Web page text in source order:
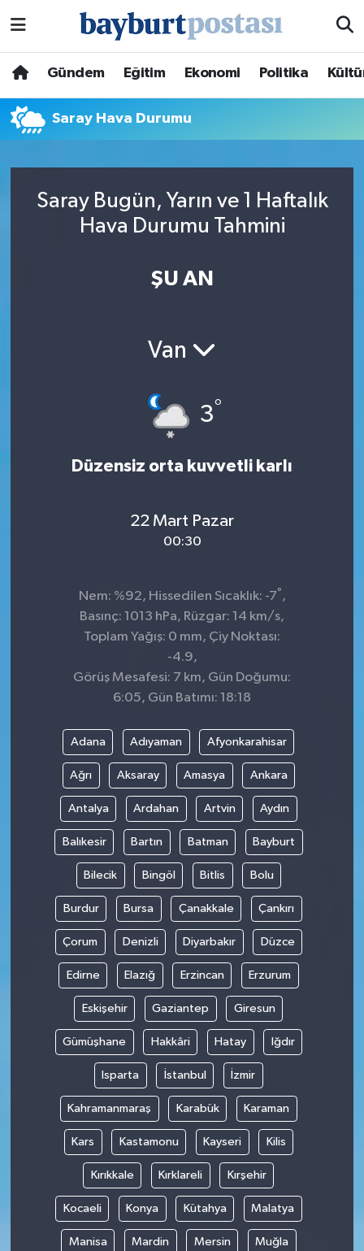
Gündem Eğitim Ekonomi Politika
Saray Hava Durumu
Saray Bugün, Yarın ve 1 Haftalık
Hava Durumu Tahmini
ŞU AN
Van
3°
Düzensiz orta kuvvetli karlı
22 Mart Pazar
00:30
Nem: %92, Hissedilen Sıcaklık: -7° ,
Basınç: 1013 hPa, Rüzgar: 14 km/s,
Toplam Yağış: 0 mm, Çiy Noktası:
-4.9,
Görüş Mesafesi: 7 km, Gün Doğumu:
6:05, Gün Batımı: 18:18
Adana Adıyaman Afyonkarahisar
Ağrı Aksaray Amasya Ankara
Antalya Ardahan Artvin Aydın
Balıkesir Bartın Batman Bayburt
Bilecik Bingöl Bitlis Bolu
Burdur Bursa Çanakkale Çankırı
Çorum Denizli Diyarbakır Düzce
Edirne Elazığ Erzincan Erzurum
Eskişehir Gaziantep Giresun
Gümüşhane Hakkâri Hatay Iğdır
Isparta İstanbul İzmir
Kahramanmaraş Karabük Karaman
Kars Kastamonu Kayseri Kilis
Kırıkkale Kırklareli Kırşehir
Kocaeli Konya Kütahya Malatya
Manisa Mardin Mersin Muğla
Hava Durumu
Süper Lig Puan Durumu ve Fikstür